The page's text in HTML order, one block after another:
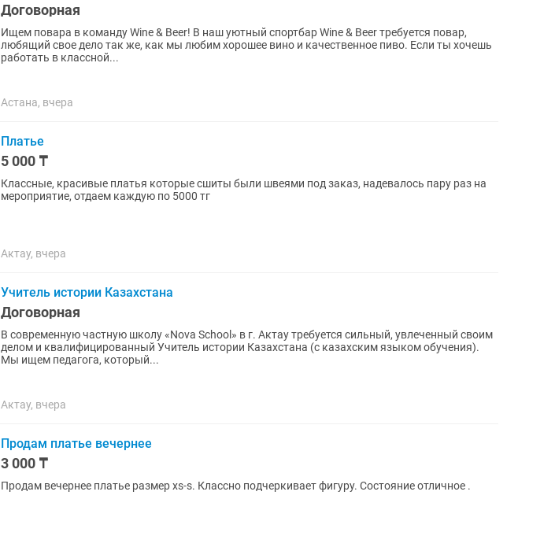
Договорная
Ищем повара в команду Wine & Beer! В наш уютный спортбар Wine & Beer требуется повар,
любящий свое дело так же, как мы любим хорошее вино и качественное пиво. Если ты хочешь
работать в классной...
Астана, вчера
Платье
5 000 ₸
Классные, красивые платья которые сшиты были швеями под заказ, надевалось пару раз на
мероприятие, отдаем каждую по 5000 тг
Актау, вчера
Учитель истории Казахстана
Договорная
В современную частную школу «Nova School» в г. Актау требуется сильный, увлеченный своим
делом и квалифицированный Учитель истории Казахстана (с казахским языком обучения).
Мы ищем педагога, который...
Актау, вчера
Продам платье вечернее
3 000 ₸
Продам вечернее платье размер xs-s. Классно подчеркивает фигуру. Состояние отличное .